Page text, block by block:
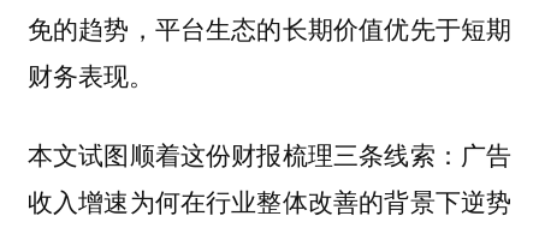
免的趋势，平台生态的长期价值优先于短期
财务表现。
本文试图顺着这份财报梳理三条线索：广告
收入增速为何在行业整体改善的背景下逆势